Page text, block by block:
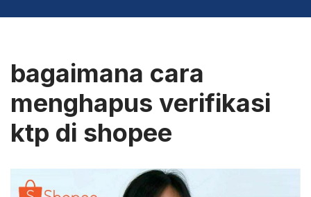
bagaimana cara
menghapus verifikasi
ktp di shopee